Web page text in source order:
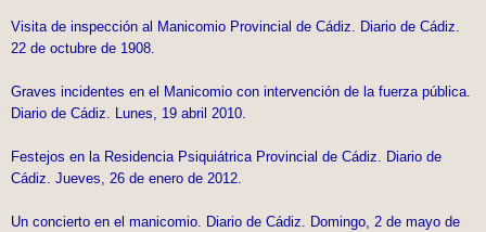
Visita de inspección al Manicomio Provincial de Cádiz. Diario de Cádiz.
22 de octubre de 1908.
Graves incidentes en el Manicomio con intervención de la fuerza pública.
Diario de Cádiz. Lunes, 19 abril 2010.
Festejos en la Residencia Psiquiátrica Provincial de Cádiz. Diario de
Cádiz. Jueves, 26 de enero de 2012.
Un concierto en el manicomio. Diario de Cádiz. Domingo, 2 de mayo de